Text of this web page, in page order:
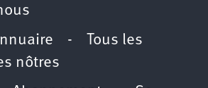
-
Tous les
nôtres